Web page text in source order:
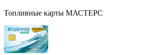
Топливные карты МАСТЕРС